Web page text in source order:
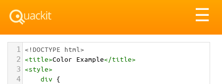
☰
1 <!DOCTYPE html>
2 <title>Color Example</title>
3 <style>
4 div {